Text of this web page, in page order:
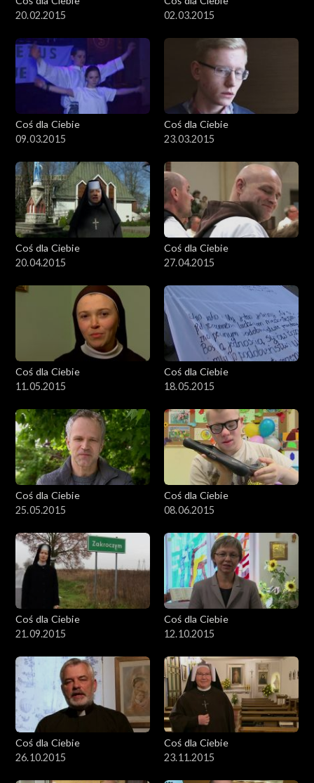
20.02.2015
02.03.2015
Coś dla Ciebie
09.03.2015
Coś dla Ciebie
23.03.2015
Coś dla Ciebie
20.04.2015
Coś dla Ciebie
27.04.2015
Coś dla Ciebie
11.05.2015
Coś dla Ciebie
18.05.2015
Coś dla Ciebie
25.05.2015
Coś dla Ciebie
08.06.2015
Coś dla Ciebie
21.09.2015
Coś dla Ciebie
12.10.2015
Coś dla Ciebie
26.10.2015
Coś dla Ciebie
23.11.2015